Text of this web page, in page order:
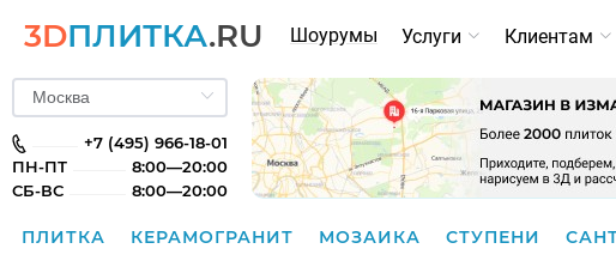
3DПЛИТКА.RU Шоурумы Услуги Клиентам
+7 (495) 966-18-01
ПН-ПТ
8:00—20:00
СБ-ВС
8:00—20:00
ПЛИТКА КЕРАМОГРАНИТ МОЗАИКА СТУПЕНИ